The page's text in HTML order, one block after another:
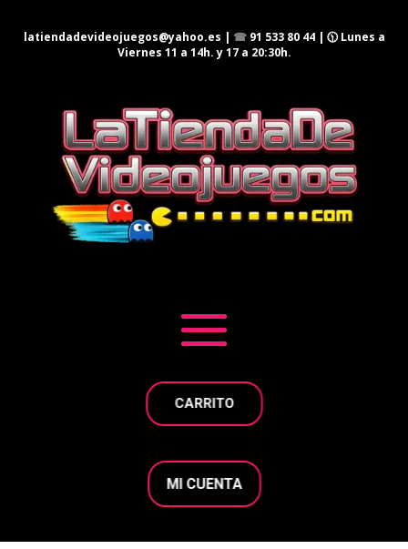
latiendadevideojuegos@yahoo.es | ☎ 91 533 80 44| 🕦 Lunes a
Viernes 11 a 14h. y 17 a 20:30h.
CARRITO
MI CUENTA